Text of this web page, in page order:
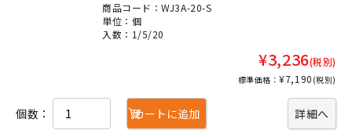
商品コード：WJ3A-20-S
単位：個
入数：1/5/20
¥3,236(税別)
標準価格：¥7,190 (税別)
詳細へ
個数： カートに追加